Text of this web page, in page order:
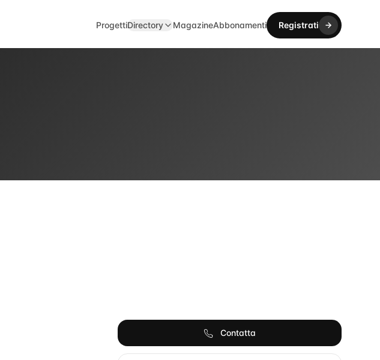
ProgettiDirectory MagazineAbbonamenti Registrati
Contatta